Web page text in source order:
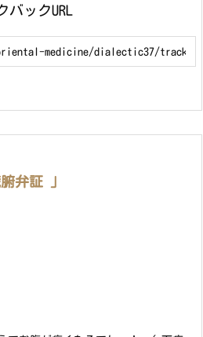
ックURL
弁証 」